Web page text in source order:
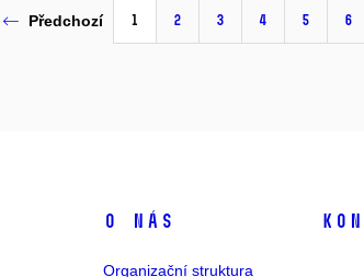
Předchozí 1 2 3 4 5 6
O nás
Organizační struktura